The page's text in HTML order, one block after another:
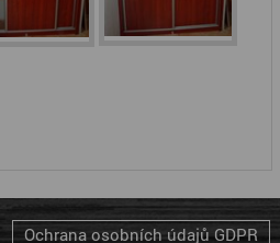
Ochrana osobních údajů GDPR